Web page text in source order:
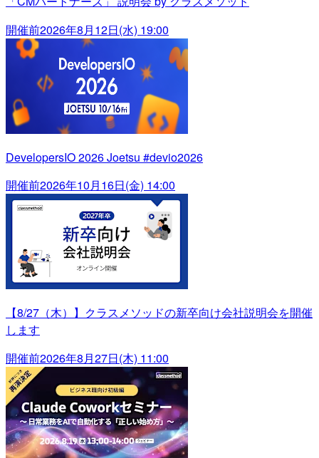
開催前2026年8月12日(水) 19:00
DevelopersIO 2026 Joetsu #devio2026
開催前2026年10月16日(金) 14:00
【8/27（木）】クラスメソッドの新卒向け会社説明会を開催
します
開催前2026年8月27日(木) 11:00